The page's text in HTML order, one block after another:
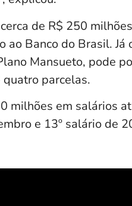
de R$ 250
Banco do Brasil.
Mansueto, pode
parcelas.
milhões em salários
e 13º salário de